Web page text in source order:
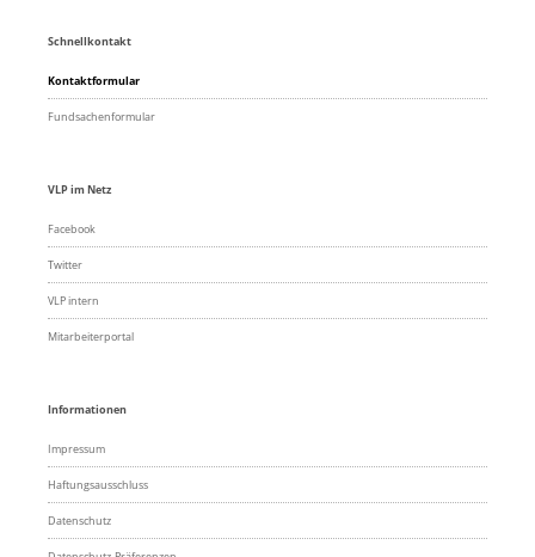
Schnellkontakt
Kontaktformular
Fundsachenformular
VLP im Netz
Facebook
Twitter
VLP intern
Mitarbeiterportal
Informationen
Impressum
Haftungsausschluss
Datenschutz